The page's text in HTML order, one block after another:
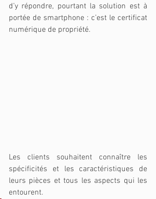
d’y répondre, pourtant la solution est à
portée de smartphone : c’est le certificat
numérique de propriété.
Les clients souhaitent connaître les
spécificités et les caractéristiques de
leurs pièces et tous les aspects qui les
entourent.